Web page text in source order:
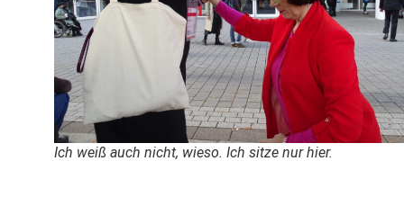
Ich weiß auch nicht, wieso. Ich sitze nur hier.